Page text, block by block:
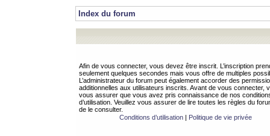
Index du forum
Afin de vous connecter, vous devez être inscrit. L’inscription
seulement quelques secondes mais vous offre de multiples
L’administrateur du forum peut également accorder des
additionnelles aux utilisateurs inscrits. Avant de vous connecter,
vous assurer que vous avez pris connaissance de nos
d’utilisation. Veuillez vous assurer de lire toutes les règles du
de le consulter.
Conditions d’utilisation| Politique de vie privée